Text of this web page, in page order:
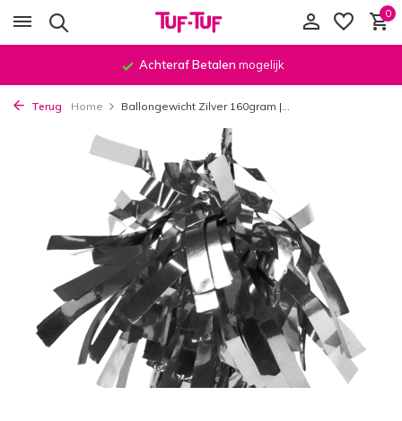
0
Achteraf Betalen mogelijk
Terug Home Ballongewicht Zilver 160gram |...